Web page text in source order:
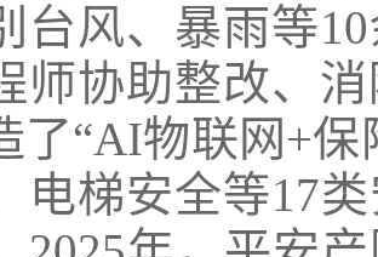
台风、暴雨等
师协助整改、
了“AI物联网+
电梯安全等17